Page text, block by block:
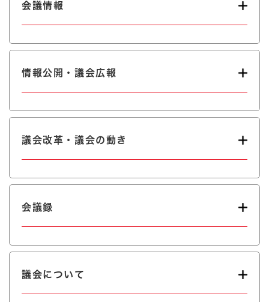
会議情報
情報公開・議会広報
議会改革・議会の動き
会議録
議会について